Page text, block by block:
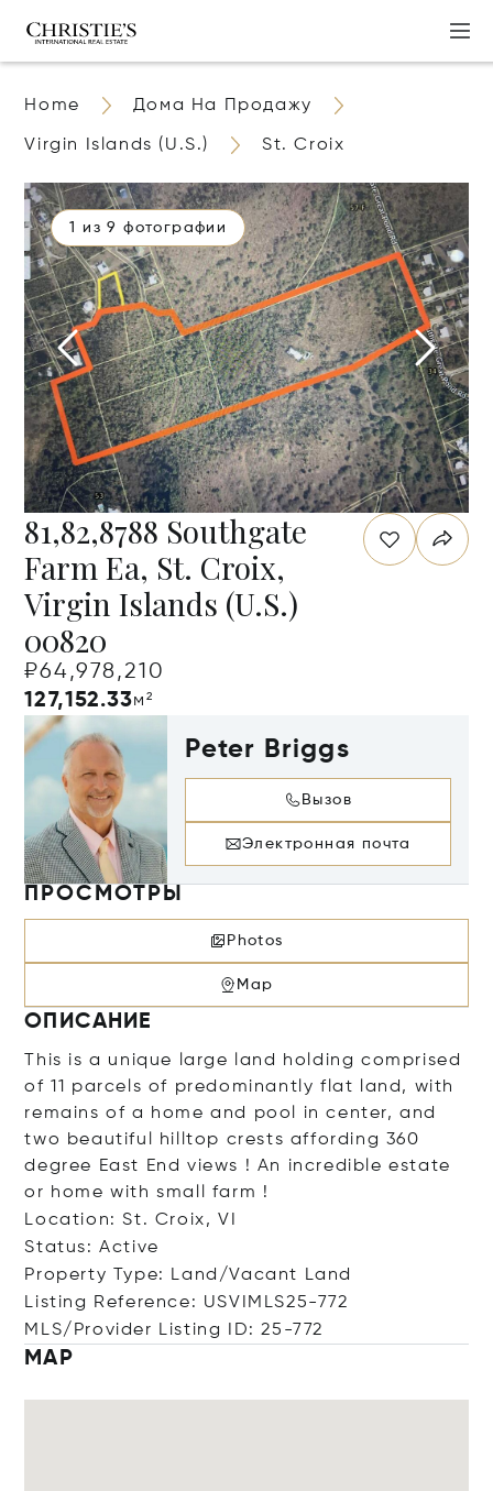
Home Дома На Продажу
Virgin Islands (U.S.) St. Croix
1 из 9 фотографии
81,82,8788 Southgate
Farm Ea, St. Croix,
Virgin Islands (U.S.)
00820
₽64,978,210
127,152.33м²
Peter Briggs
Вызов
Электронная почта
ПРОСМОТРЫ
Photos
Map
ОПИСАНИЕ
This is a unique large land holding comprised
of 11 parcels of predominantly flat land, with
remains of a home and pool in center, and
two beautiful hilltop crests affording 360
degree East End views ! An incredible estate
or home with small farm !
Location: St. Croix, VI
Status: Active
Property Type: Land/Vacant Land
Listing Reference: USVIMLS25-772
MLS/Provider Listing ID: 25-772
MAP